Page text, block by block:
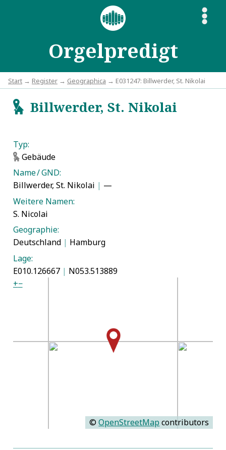
Orgelpredigt
S
Start → Register → Geographica → E031247: Billwerder, St. Nikolai
gBillwerder, St. Nikolai
Typ:
gGebäude
Name / GND:
Billwerder, St. Nikolai | —
Weitere Namen:
S. Nicolai
Geographie:
Deutschland | Hamburg
Lage:
E010.126667 | N053.513889
+−
©OpenStreetMap contributors